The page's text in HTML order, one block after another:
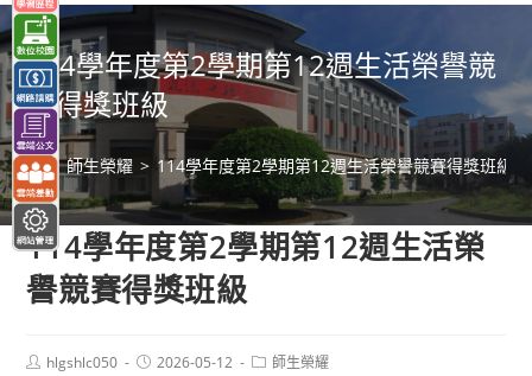
內
容 114學年度第2學期第12週生活榮譽競
賽得獎班級
> 師生榮耀 > 114學年度第2學期第12週生活榮譽競賽得獎班級
114學年度第2學期第12週生活榮
譽競賽得獎班級
Posthlgshlc050
Post2026-05-12
Post師生榮耀